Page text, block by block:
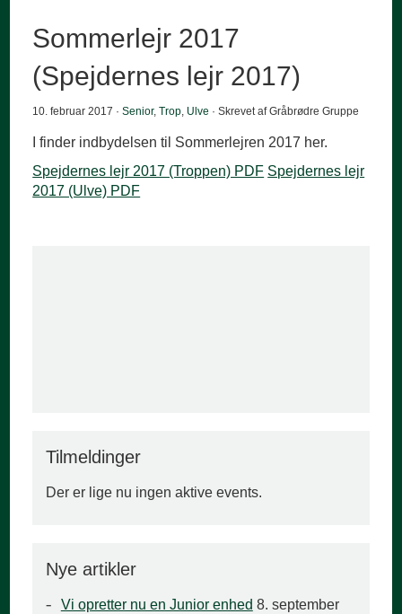
Sommerlejr 2017
(Spejdernes lejr 2017)
10. februar 2017 ·Senior,Trop, Ulve · Skrevet af Gråbrødre Gruppe
I finder indbydelsen til Sommerlejren 2017 her.
Spejdernes lejr 2017 (Troppen) PDF Spejdernes lejr
2017 (Ulve) PDF
Tilmeldinger
Der er lige nu ingen aktive events.
Nye artikler
Vi opretter nu en Junior enhed 8. september